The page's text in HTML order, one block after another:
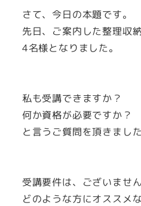
さて、今日の本題です。
先日、ご案内した整理収
4名様となりました。
私も受講できますか？
何か資格が必要ですか？
と言うご質問を頂きました
受講要件は、ございません
どのような方にオススメ